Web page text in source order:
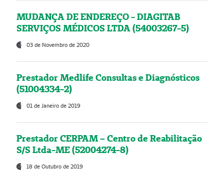
MUDANÇA DE ENDEREÇO - DIAGITAB
SERVIÇOS MÉDICOS LTDA (54003267-5)
03 de Novembro de 2020
Prestador Medlife Consultas e Diagnósticos
(51004334-2)
01 de Janeiro de 2019
Prestador CERPAM – Centro de Reabilitação
S/S Ltda-ME (52004274-8)
18 de Outubro de 2019